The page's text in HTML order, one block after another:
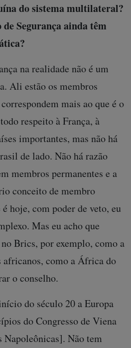
do sistema multilateral?
Segurança ainda têm
na realidade não é um
Ali estão os membros
mais ao que é o
respeito à França, à
importantes, mas não há
de lado. Não há razão
membros permanentes e a
conceito de membro
hoje, com poder de veto, eu
Mas eu acho que
Brics, por exemplo, como a
como a África do
o conselho.
do século 20 a Europa
do Congresso de Viena
Napoleônicas]. Não tem